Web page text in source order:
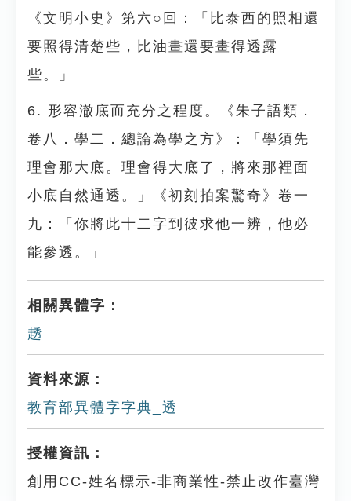
《文明小史》第六○回：「比泰西的照相還
要照得清楚些，比油畫還要畫得透露
些。」
6. 形容澈底而充分之程度。《朱子語類．
卷八．學二．總論為學之方》：「學須先
理會那大底。理會得大底了，將來那裡面
小底自然通透。」《初刻拍案驚奇》卷一
九：「你將此十二字到彼求他一辨，他必
能參透。」
相關異體字：
䞬
資料來源：
教育部異體字字典_透
授權資訊：
創用CC-姓名標示-非商業性-禁止改作臺灣